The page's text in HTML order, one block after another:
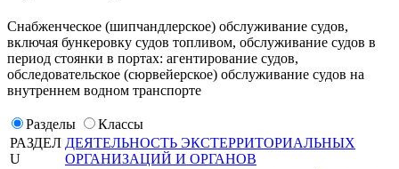
Снабженческое (шипчандлерское) обслуживание судов,
включая бункеровку судов топливом, обслуживание судов в
период стоянки в портах: агентирование судов,
обследовательское (сюрвейерское) обслуживание судов на
внутреннем водном транспорте
Разделы
Классы
РАЗДЕЛ
U
ДЕЯТЕЛЬНОСТЬ ЭКСТЕРРИТОРИАЛЬНЫХ
ОРГАНИЗАЦИЙ И ОРГАНОВ